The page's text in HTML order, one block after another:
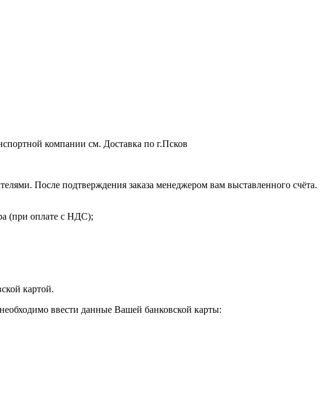
компании см. Доставка по г.Псков
После подтверждения заказа менеджером вам выставленного счёта.
(при оплате с НДС);
картой.
ввести данные Вашей банковской карты: